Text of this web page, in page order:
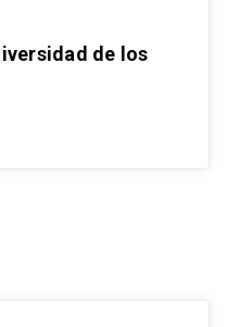
de los